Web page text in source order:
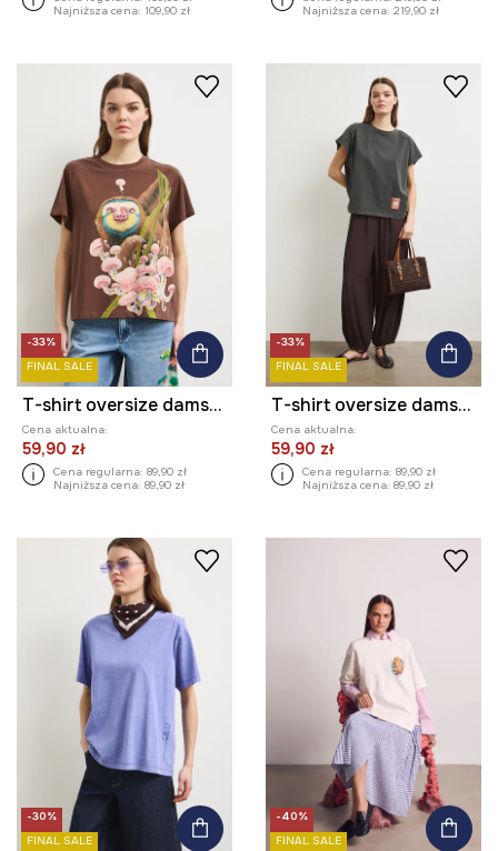
Najniższa cena: 109,90 zł
Najniższa cena: 219,90 zł
-33%
FINAL SALE
T-shirt oversize damski z kolekcji Kit Mizeres x Medicine
Cena aktualna:
59,90 zł
Cena regularna: 89,90 zł
Najniższa cena: 89,90 zł
-33%
FINAL SALE
T-shirt oversize damski bawełniany z kolekcji Kit Mizeres x Medicine
Cena aktualna:
59,90 zł
Cena regularna: 89,90 zł
Najniższa cena: 89,90 zł
-30%
FINAL SALE
-40%
FINAL SALE